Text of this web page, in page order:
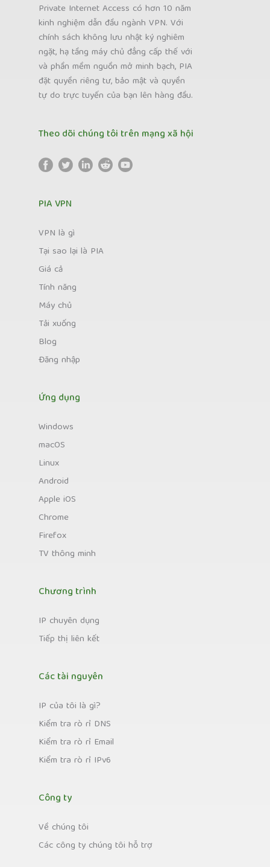
Private Internet Access có hơn 10 năm
kinh nghiệm dẫn đầu ngành VPN. Với
chính sách không lưu nhật ký nghiêm
ngặt, hạ tầng máy chủ đẳng cấp thế với
và phần mềm nguồn mở minh bạch, PIA
đặt quyền riêng tư, bảo mật và quyền
tự do trực tuyến của bạn lên hàng đầu.
Theo dõi chúng tôi trên mạng xã hội
PIA VPN
VPN là gì
Tại sao lại là PIA
Giá cả
Tính năng
Máy chủ
Tải xuống
Blog
Đăng nhập
Ứng dụng
Windows
macOS
Linux
Android
Apple iOS
Chrome
Firefox
TV thông minh
Chương trình
IP chuyên dụng
Tiếp thị liên kết
Các tài nguyên
IP của tôi là gì?
Kiểm tra rò rỉ DNS
Kiểm tra rò rỉ Email
Kiểm tra rò rỉ IPv6
Công ty
Về chúng tôi
Các công ty chúng tôi hỗ trợ